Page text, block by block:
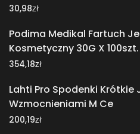
30,98zł
Podima Medikal Fartuch
Kosmetyczny 30G X 100szt.
354,18zł
Lahti Pro Spodenki Krótkie
Wzmocnieniami M Ce
200,19zł